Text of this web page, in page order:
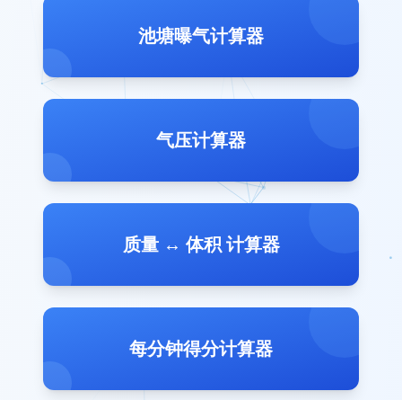
池塘曝气计算器
气压计算器
质量 ↔ 体积 计算器
每分钟得分计算器